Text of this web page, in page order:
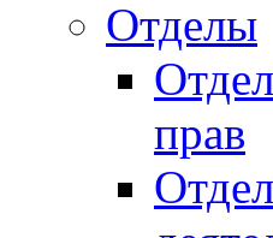
Отделы
прав